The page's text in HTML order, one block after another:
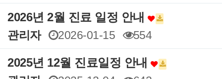
2026년 2월 진료 일정 안내
관리자
2026-01-15 554
2025년 12월 진료일정 안내